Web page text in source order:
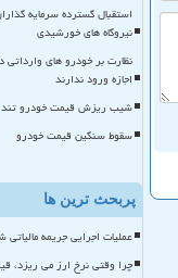
استقبال گسترده سرمایه
نیروگاه های خورشیدی
نظارت بر خودرو های
اجازه ورود ندارند
شیب ریزش قیمت خودرو
سقوط سنگین قیمت خودرو
پربحث ترین ها
عملیات اجرایی جریمه
چرا وقتی نرخ ارز می ریزد،